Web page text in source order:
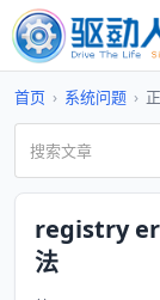
首页 › 系统问题 ›
registry
法